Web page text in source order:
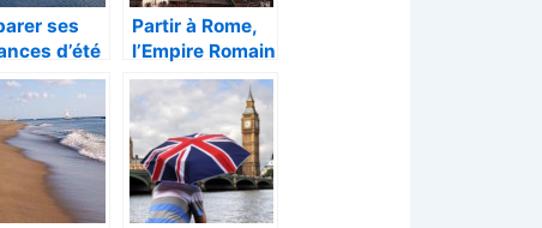
ses
d’été
Partir à Rome,
l’Empire Romain